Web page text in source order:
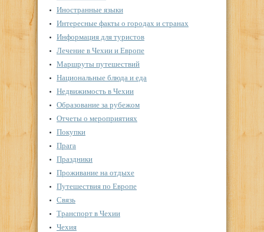
Иностранные языки
Интересные факты о городах и странах
Информация для туристов
Лечение в Чехии и Европе
Маршруты путешествий
Национальные блюда и еда
Недвижимость в Чехии
Образование за рубежом
Отчеты о мероприятиях
Покупки
Прага
Праздники
Проживание на отдыхе
Путешествия по Европе
Связь
Транспорт в Чехии
Чехия